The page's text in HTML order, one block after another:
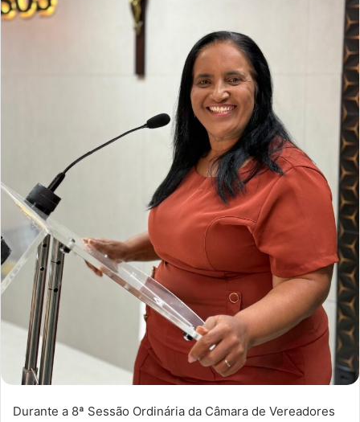
Durante a 8ª Sessão Ordinária da Câmara de Vereadores